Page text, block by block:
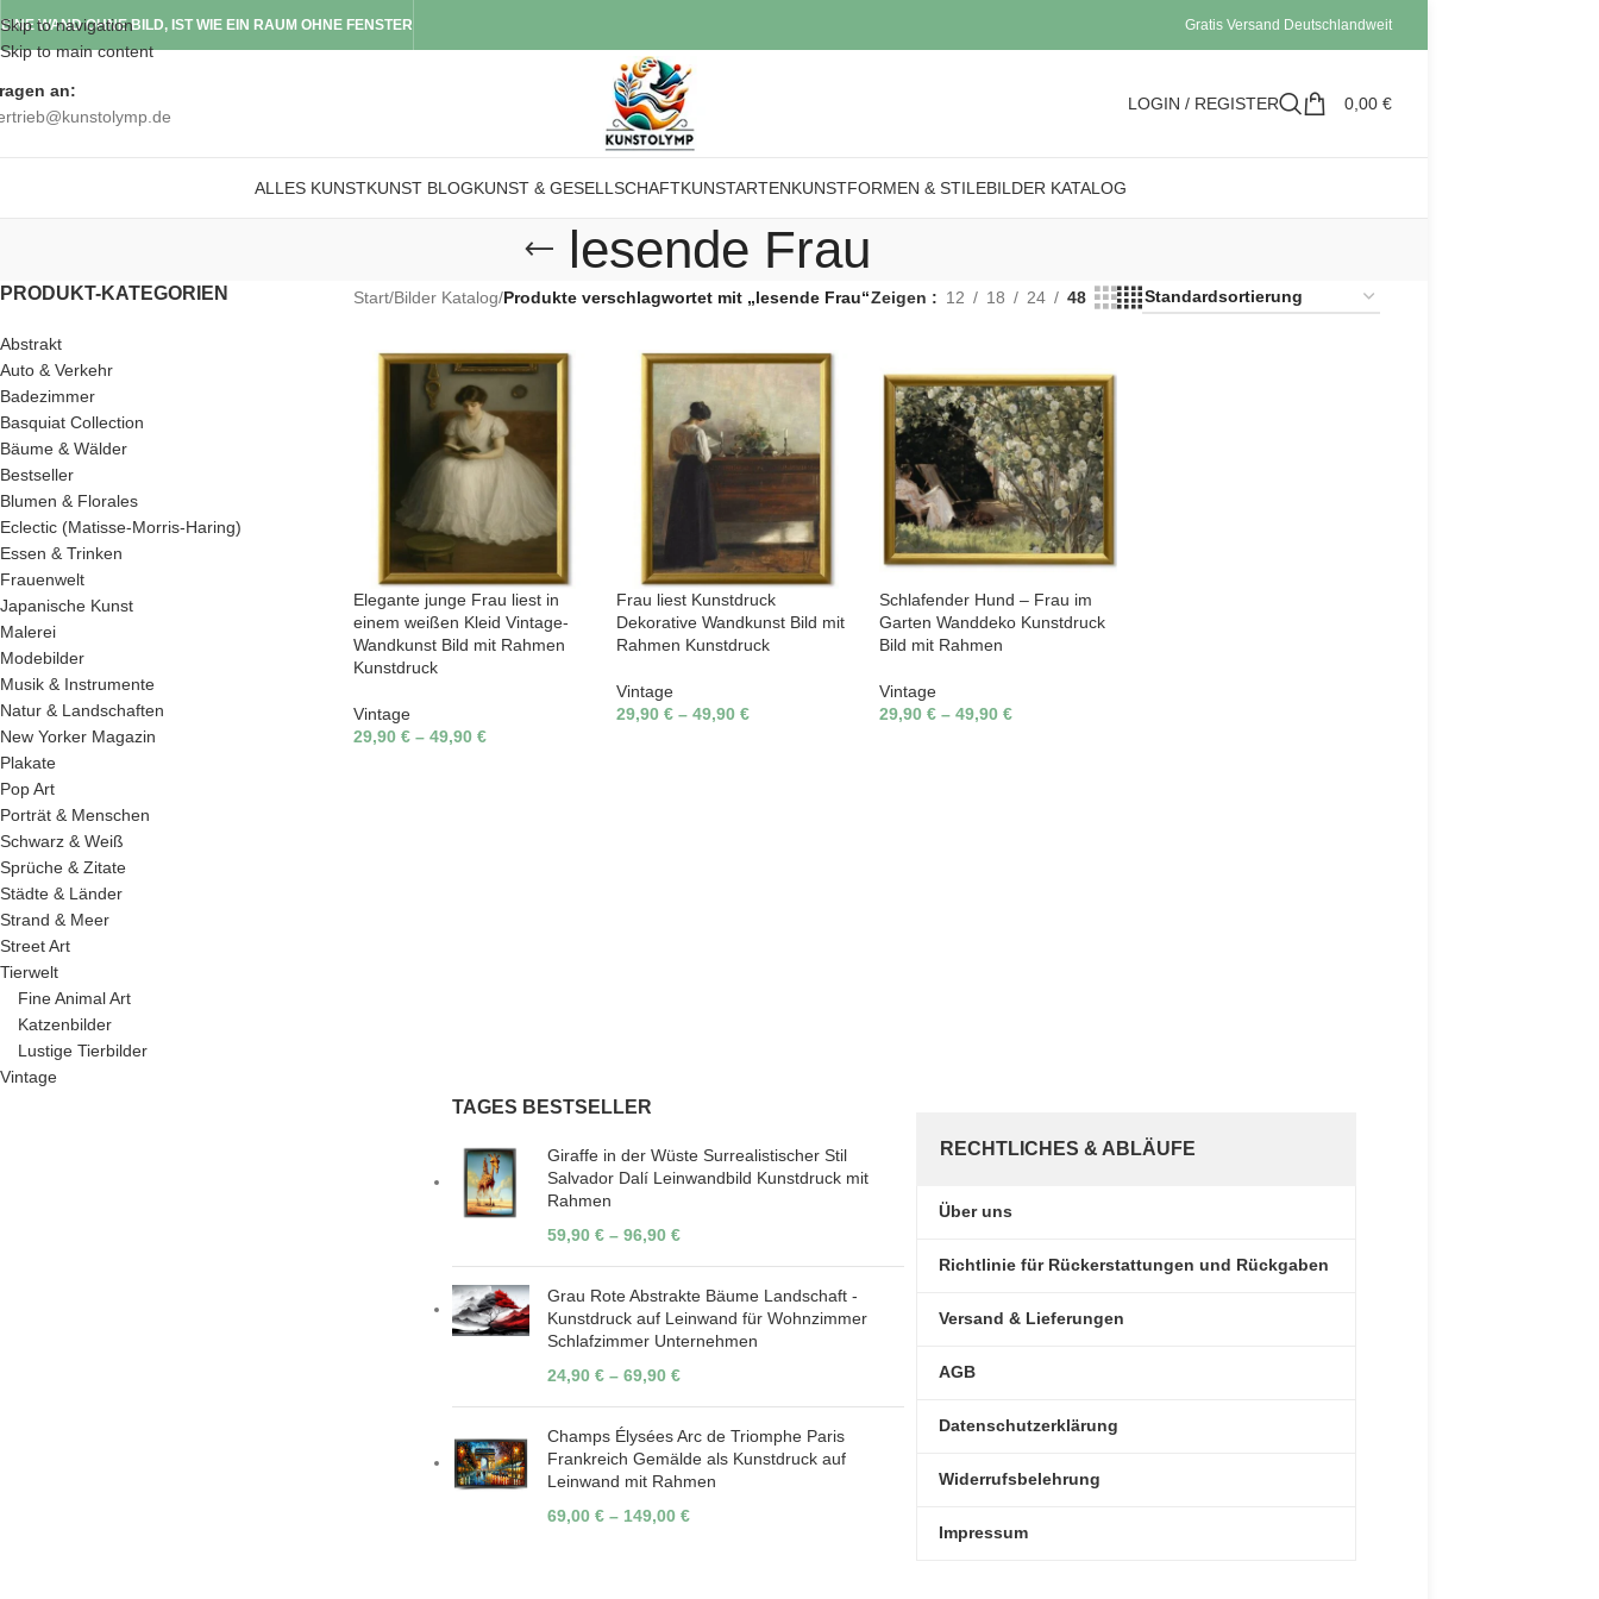
Skip to navigation
Skip to main content
EINE WAND OHNE BILD, IST WIE EIN RAUM OHNE FENSTER Gratis Versand Deutschlandweit
an:
LOGIN / REGISTER 0,00 €
ALLES KUNSTKUNST BLOGKUNST & GESELLSCHAFTKUNSTARTENKUNSTFORMEN & STILEBILDER KATALOG
lesende Frau
PRODUKT-KATEGORIEN
Abstrakt
Auto & Verkehr
Badezimmer
Basquiat Collection
Bäume & Wälder
Bestseller
Blumen & Florales
Eclectic (Matisse-Morris-Haring)
Essen & Trinken
Frauenwelt
Japanische Kunst
Malerei
Modebilder
Musik & Instrumente
Natur & Landschaften
New Yorker Magazin
Plakate
Pop Art
Porträt & Menschen
Schwarz & Weiß
Sprüche & Zitate
Städte & Länder
Strand & Meer
Street Art
Tierwelt
Fine Animal Art
Katzenbilder
Lustige Tierbilder
Vintage
Start/Bilder Katalog/Produkte verschlagwortet mit „lesende Frau“Zeigen 12 18 24 48
Elegante junge Frau liest in
einem weißen Kleid Vintage-
Wandkunst Bild mit Rahmen
Kunstdruck
Vintage
29,90€ –49,90€
Frau liest Kunstdruck
Dekorative Wandkunst Bild mit
Rahmen Kunstdruck
Vintage
29,90€ –49,90€
Schlafender Hund – Frau im
Garten Wanddeko Kunstdruck
Bild mit Rahmen
Vintage
29,90 €– 49,90 €
TAGES BESTSELLER
Giraffe in der Wüste Surrealistischer Stil
Salvador Dalí Leinwandbild Kunstdruck mit
Rahmen
59,90 €– 96,90 €
Grau Rote Abstrakte Bäume Landschaft -
Kunstdruck auf Leinwand für Wohnzimmer
Schlafzimmer Unternehmen
24,90 €– 69,90 €
Champs Élysées Arc de Triomphe Paris
Frankreich Gemälde als Kunstdruck auf
Leinwand mit Rahmen
69,00 €– 149,00 €
RECHTLICHES & ABLÄUFE
Über uns
Richtlinie für Rückerstattungen und Rückgaben
Versand & Lieferungen
AGB
Datenschutzerklärung
Widerrufsbelehrung
Impressum